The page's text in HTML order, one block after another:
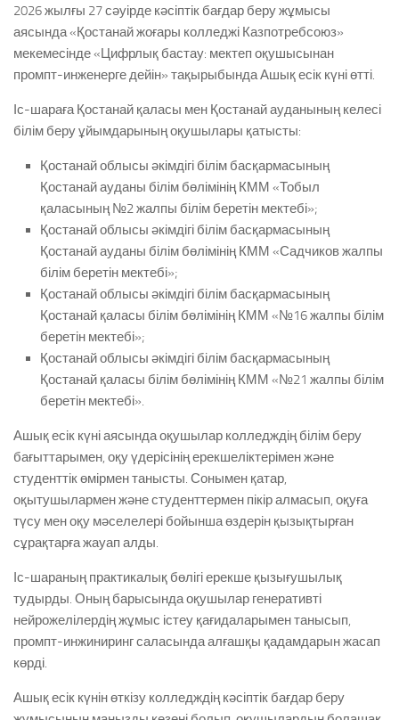
2026 жылғы 27 сәуірде кәсіптік бағдар беру жұмысы
аясында «Қостанай жоғары колледжі Казпотребсоюз»
мекемесінде «Цифрлық бастау: мектеп оқушысынан
промпт-инженерге дейін» тақырыбында Ашық есік күні өтті.
Іс-шараға Қостанай қаласы мен Қостанай ауданының келесі
білім беру ұйымдарының оқушылары қатысты:
Қостанай облысы әкімдігі білім басқармасының
Қостанай ауданы білім бөлімінің КММ «Тобыл
қаласының №2 жалпы білім беретін мектебі»;
Қостанай облысы әкімдігі білім басқармасының
Қостанай ауданы білім бөлімінің КММ «Садчиков жалпы
білім беретін мектебі»;
Қостанай облысы әкімдігі білім басқармасының
Қостанай қаласы білім бөлімінің КММ «№16 жалпы білім
беретін мектебі»;
Қостанай облысы әкімдігі білім басқармасының
Қостанай қаласы білім бөлімінің КММ «№21 жалпы білім
беретін мектебі».
Ашық есік күні аясында оқушылар колледждің білім беру
бағыттарымен, оқу үдерісінің ерекшеліктерімен және
студенттік өмірмен танысты. Сонымен қатар,
оқытушылармен және студенттермен пікір алмасып, оқуға
түсу мен оқу мәселелері бойынша өздерін қызықтырған
сұрақтарға жауап алды.
Іс-шараның практикалық бөлігі ерекше қызығушылық
тудырды. Оның барысында оқушылар генеративті
нейрожелілердің жұмыс істеу қағидаларымен танысып,
промпт-инжиниринг саласында алғашқы қадамдарын жасап
көрді.
Ашық есік күнін өткізу колледждің кәсіптік бағдар беру